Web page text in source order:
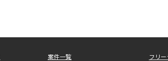
案件一覧
フリ